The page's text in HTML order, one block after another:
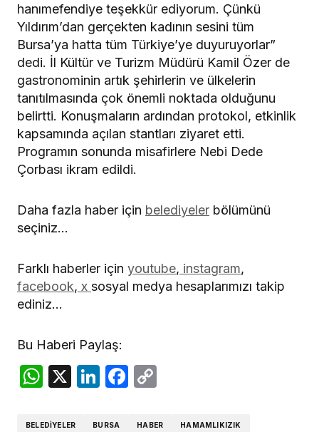
hanımefendiye teşekkür ediyorum. Çünkü
Yıldırım’dan gerçekten kadının sesini tüm
Bursa’ya hatta tüm Türkiye’ye duyuruyorlar”
dedi. İl Kültür ve Turizm Müdürü Kamil Özer de
gastronominin artık şehirlerin ve ülkelerin
tanıtılmasında çok önemli noktada olduğunu
belirtti. Konuşmaların ardından protokol, etkinlik
kapsamında açılan stantları ziyaret etti.
Programın sonunda misafirlere Nebi Dede
Çorbası ikram edildi.
Daha fazla haber için belediyeler bölümünü
seçiniz…
Farklı haberler için youtube, instagram,
facebook, x sosyal medya hesaplarımızı takip
ediniz…
Bu Haberi Paylaş:
WhatsApp
X LinkedIn
Facebook
BELEDIYELER BURSA HABER HAMAMLIKIZIK